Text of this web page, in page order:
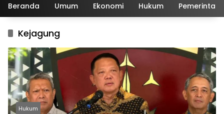
Beranda Umum Ekonomi Hukum
Kejagung
Hukum